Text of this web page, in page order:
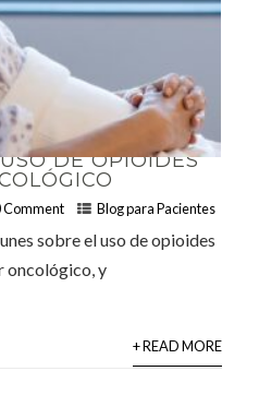
DE OPIOIDES
Comment Blog para Pacientes
sobre el uso de opioides
oncológico, y
+ READ MORE